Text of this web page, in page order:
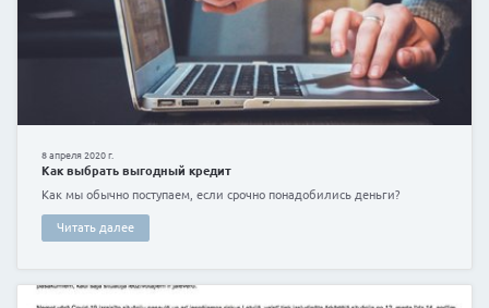
11 августа 2020 г.
Покупка сельскохозяйственной техники
собственного сельскохозяйственного бизнеса, то
вряд ли откажетесь!
Читать далее